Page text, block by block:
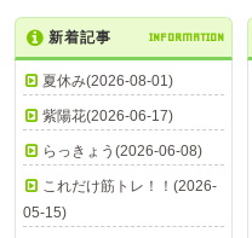
新着記事 INFORMATION
夏休み(2026-08-01)
紫陽花(2026-06-17)
らっきょう(2026-06-08)
これだけ筋トレ！！(2026-
05-15)